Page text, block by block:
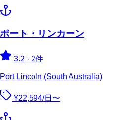
ポート・リンカーン
3.2 · 2件
Port Lincoln (South Australia)
¥22,594/日〜